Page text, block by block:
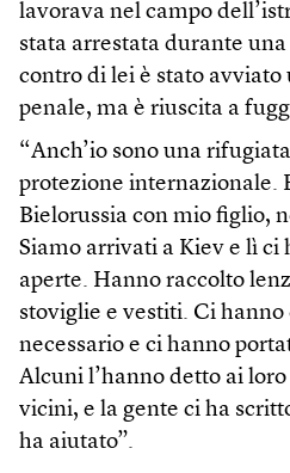
lavorava nel campo
stata arrestata durante
contro di lei è stato
penale, ma è riuscita a
“Anch’io sono una
protezione internazionale.
Bielorussia con mio figlio,
Siamo arrivati a Kiev e lì ci
aperte. Hanno raccolto
stoviglie e vestiti. Ci
necessario e ci hanno
Alcuni l’hanno detto ai
vicini, e la gente ci ha
ha aiutato”.